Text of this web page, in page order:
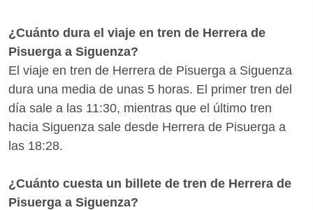
¿Cuánto dura el viaje en tren de Herrera de
Pisuerga a Siguenza?
El viaje en tren de Herrera de Pisuerga a Siguenza
dura una media de unas 5 horas. El primer tren del
día sale a las 11:30, mientras que el último tren
hacia Siguenza sale desde Herrera de Pisuerga a
las 18:28.
¿Cuánto cuesta un billete de tren de Herrera de
Pisuerga a Siguenza?